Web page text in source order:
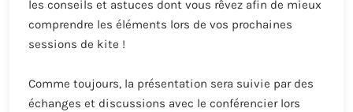
les conseils et astuces dont vous rêvez afin de mieux
comprendre les éléments lors de vos prochaines
sessions de kite !
Comme toujours, la présentation sera suivie par des
échanges et discussions avec le conférencier lors